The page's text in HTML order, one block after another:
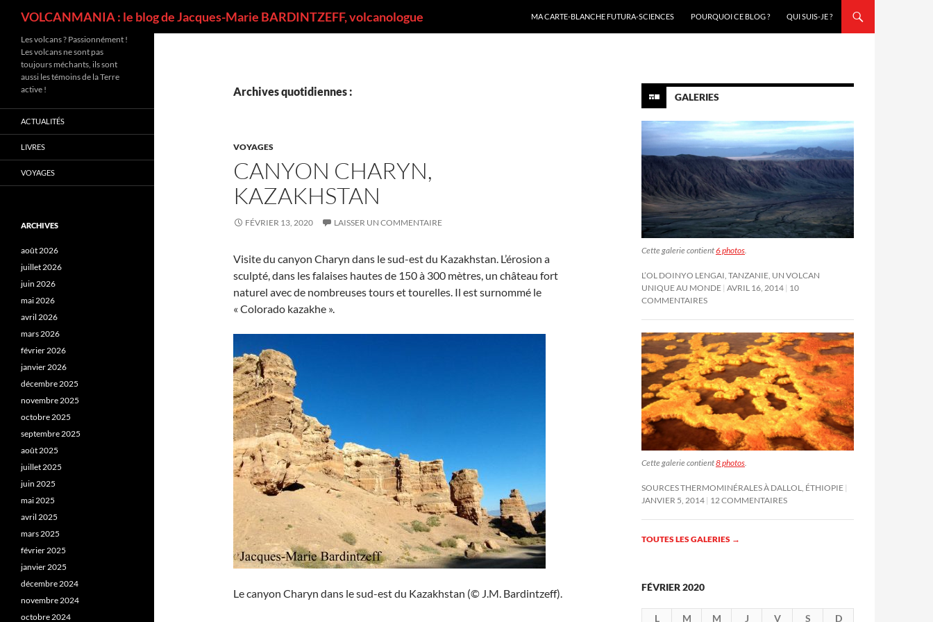
VOLCANMANIA : le blog de Jacques-Marie BARDINTZEFF, volcanologue
MA CARTE-BLANCHE FUTURA-SCIENCES
POURQUOI CE BLOG ? QUI SUIS-JE ?
Archives quotidiennes :
VOYAGES
CANYON CHARYN,
KAZAKHSTAN
FÉVRIER 13, 2020 LAISSER UN COMMENTAIRE
Visite du canyon Charyn dans le sud-est du Kazakhstan. L’érosion a
sculpté, dans les falaises hautes de 150 à 300 mètres, un château fort
naturel avec de nombreuses tours et tourelles. Il est surnommé le
« Colorado kazakhe ».
Le canyon Charyn dans le sud-est du Kazakhstan (© J.M. Bardintzeff).
GALERIES
Cette galerie contient6 photos.
L’OL DOINYO LENGAI, TANZANIE, UN VOLCAN
UNIQUE AU MONDE AVRIL 16, 2014 10
COMMENTAIRES
Cette galerie contient8 photos
SOURCES THERMOMINÉRALES À DALLOL, ÉTHIOPIE
JANVIER 5, 2014 12 COMMENTAIRES
TOUTES LES GALERIES →
FÉVRIER 2020
L M M J V S
D
Les volcans ? Passionnément !
Les volcans ne sont pas
toujours méchants, ils sont
aussi les témoins de la Terre
active !
ACTUALITÉS
LIVRES
VOYAGES
ARCHIVES
août 2026
juillet 2026
juin 2026
mai 2026
avril 2026
mars 2026
février 2026
janvier 2026
décembre 2025
novembre 2025
octobre 2025
septembre 2025
août 2025
juillet 2025
juin 2025
mai 2025
avril 2025
mars 2025
février 2025
janvier 2025
décembre 2024
novembre 2024
octobre 2024